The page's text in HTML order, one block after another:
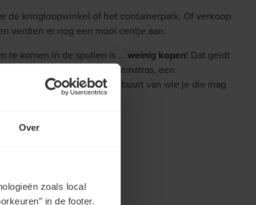
Over
zoals local
in de footer.
de kringloopwinkel of het containerpark. Of verkoop
verdien er nog een mooi centje aan.
te komen in de spullen is … weinig kopen! Dat geldt
gebruikt, zoals een luchtmatras, een
Er woont vast iemand in je buurt van wie je die mag